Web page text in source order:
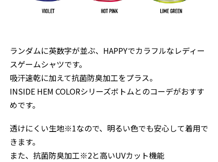
ランダムに英数字が並ぶ、HAPPYでカラフルなレディー
スゲームシャツです。
吸汗速乾に加えて抗菌防臭加工をプラス。
INSIDE HEM COLORシリーズボトムとのコーデがおすす
めです。
透けにくい生地※1なので、明るい色でも安心して着用で
きます。
また、抗菌防臭加工※2と高いUVカット機能